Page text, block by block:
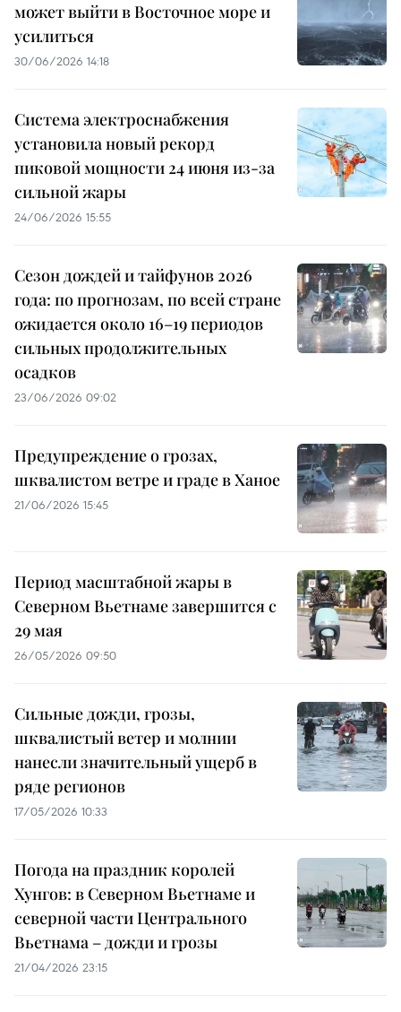
может выйти в Восточное море и
усилиться
30/06/2026 14:18
Система электроснабжения
установила новый рекорд
пиковой мощности 24 июня из-за
сильной жары
24/06/2026 15:55
Сезон дождей и тайфунов 2026
года: по прогнозам, по всей стране
ожидается около 16–19 периодов
сильных продолжительных
осадков
23/06/2026 09:02
Предупреждение о грозах,
шквалистом ветре и граде в Ханое
21/06/2026 15:45
Период масштабной жары в
Северном Вьетнаме завершится с
29 мая
26/05/2026 09:50
Сильные дожди, грозы,
шквалистый ветер и молнии
нанесли значительный ущерб в
ряде регионов
17/05/2026 10:33
Погода на праздник королей
Хунгов: в Северном Вьетнаме и
северной части Центрального
Вьетнама – дожди и грозы
21/04/2026 23:15